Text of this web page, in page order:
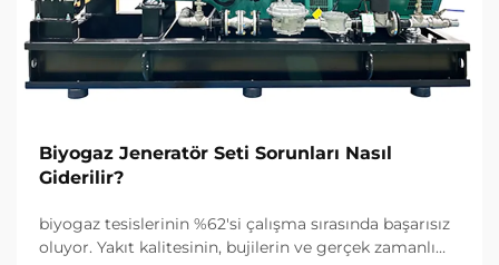
Biyogaz Jeneratör Seti Sorunları Nasıl
Giderilir?
biyogaz tesislerinin %62'si çalışma sırasında başarısız
oluyor. Yakıt kalitesinin, bujilerin ve gerçek zamanlı